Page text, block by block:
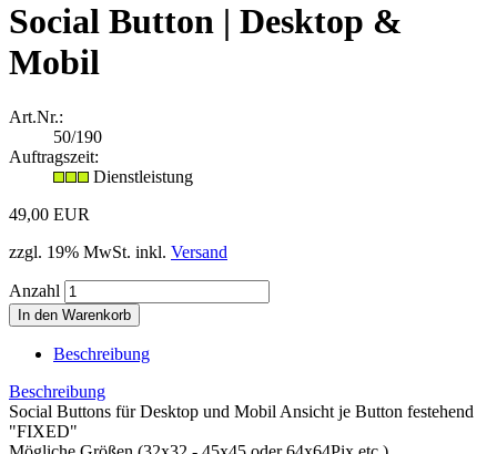
Social Button | Desktop &
Mobil
Art.Nr.:
50/190
Auftragszeit:
Dienstleistung
49,00 EUR
zzgl. 19% MwSt. inkl. Versand
Anzahl
Beschreibung
Beschreibung
Social Buttons für Desktop und Mobil Ansicht je Button festehend
"FIXED"